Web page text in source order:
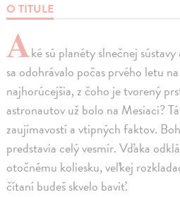
O TITULE
Aké sú planéty slnečnej
sa odohrávalo počas prvého letu
najhorúcejšia, z čoho je tvorený
astronautov už bolo na Mesiaci?
zaujímavostí a vtipných faktov.
predstavia celý vesmír. Vďaka
otočnému koliesku, veľkej
čítaní budeš skvelo baviť.